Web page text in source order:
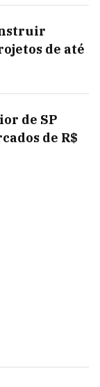
de até
de SP
de R$